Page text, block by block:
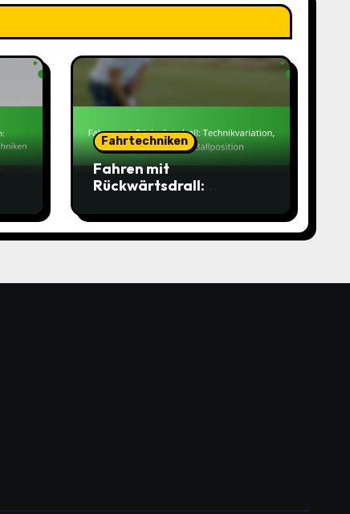
Fahrtechniken
Fahren mit
Rückwärtsdrall:
Schlägerauswahl,
Ballposition